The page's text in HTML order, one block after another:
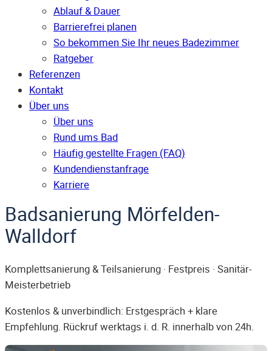
Ablauf & Dauer
Barrierefrei planen
So bekommen Sie Ihr neues Badezimmer
Ratgeber
Referenzen
Kontakt
Über uns
Über uns
Rund ums Bad
Häufig gestellte Fragen (FAQ)
Kunden­dienst­anfrage
Karriere
Badsanierung Mörfelden-
Walldorf
Komplettsanierung & Teilsanierung · Festpreis · Sanitär-
Meisterbetrieb
Kostenlos & unverbindlich: Erstgespräch + klare
Empfehlung. Rückruf werktags i. d. R. innerhalb von 24h.